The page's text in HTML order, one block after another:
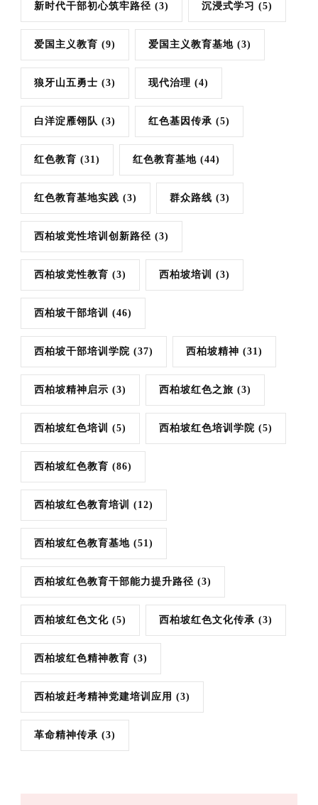
新时代干部初心筑牢路径 (3) 沉浸式学习 (5)
爱国主义教育 (9) 爱国主义教育基地 (3)
狼牙山五勇士 (3) 现代治理 (4)
白洋淀雁翎队 (3) 红色基因传承 (5)
红色教育 (31) 红色教育基地 (44)
红色教育基地实践 (3) 群众路线 (3)
西柏坡党性培训创新路径 (3)
西柏坡党性教育 (3) 西柏坡培训 (3)
西柏坡干部培训 (46)
西柏坡干部培训学院 (37) 西柏坡精神 (31)
西柏坡精神启示 (3) 西柏坡红色之旅 (3)
西柏坡红色培训 (5) 西柏坡红色培训学院 (5)
西柏坡红色教育 (86)
西柏坡红色教育培训 (12)
西柏坡红色教育基地 (51)
西柏坡红色教育干部能力提升路径 (3)
西柏坡红色文化 (5) 西柏坡红色文化传承 (3)
西柏坡红色精神教育 (3)
西柏坡赶考精神党建培训应用 (3)
革命精神传承 (3)